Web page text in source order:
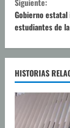
u
e
l
e
y
e
Siguiente:
Gobierno estatal
estudiantes de
HISTORIAS